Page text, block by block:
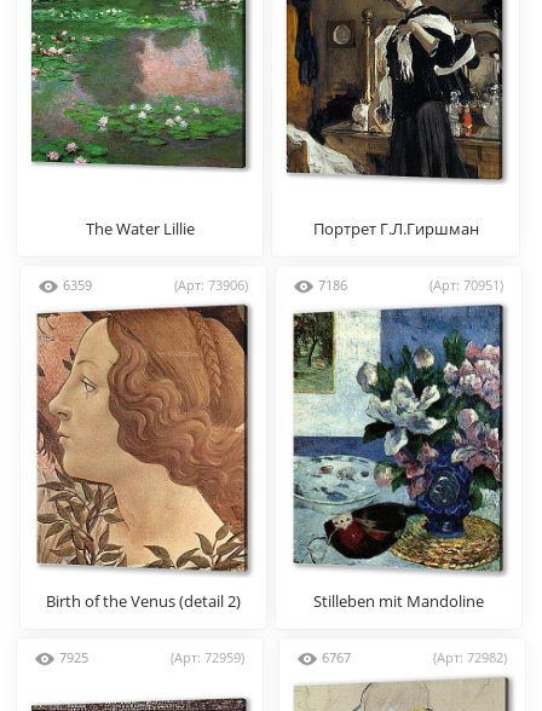
The Water Lillie Портрет Г.Л.Гиршман
6359 (Арт: 73906)
Birth of the Venus (detail 2)
7186 (Арт: 70951)
Stilleben mit Mandoline
7925 (Арт: 72959) 6767 (Арт: 72982)